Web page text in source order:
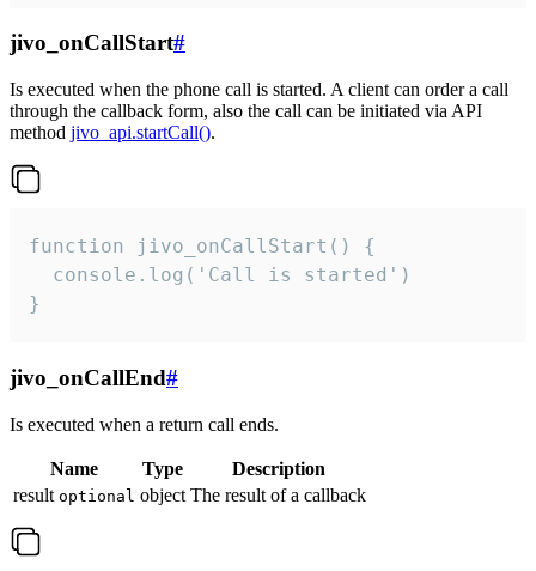
jivo_onCallStart#
Is executed when the phone call is started. A client can order a call
through the callback form, also the call can be initiated via API
method jivo_api.startCall().
function jivo_onCallStart() {
  console.log('Call is started')
}
jivo_onCallEnd#
Is executed when a return call ends.
Name Type
Description
result optional object The result of a callback